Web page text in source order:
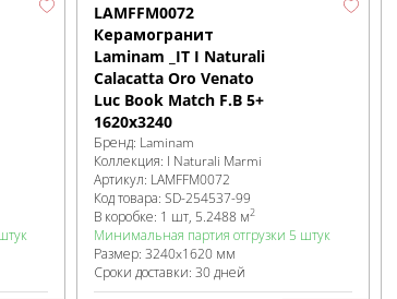
LAMFFM0072
Керамогранит
Laminam _IT I Naturali
Calacatta Oro Venato
Luc Book Match F.B 5+
1620x3240
Бренд: Laminam
Коллекция: I Naturali Marmi
Артикул: LAMFFM0072
Код товара:SD-254537-99
В коробке: 1 шт, 5.2488 м2
Минимальная партия отгрузки 5 штук
Размер:3240x1620 мм
Сроки доставки: 30 дней